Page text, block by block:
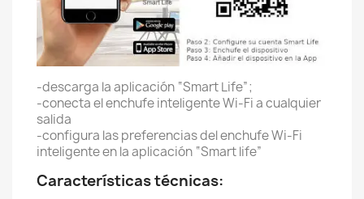
-descarga la aplicación “Smart Life”;
-conecta el enchufe inteligente Wi-Fi a cualquier
salida
-configura las preferencias del enchufe Wi-Fi
inteligente en la aplicación “Smart life”
Características técnicas: